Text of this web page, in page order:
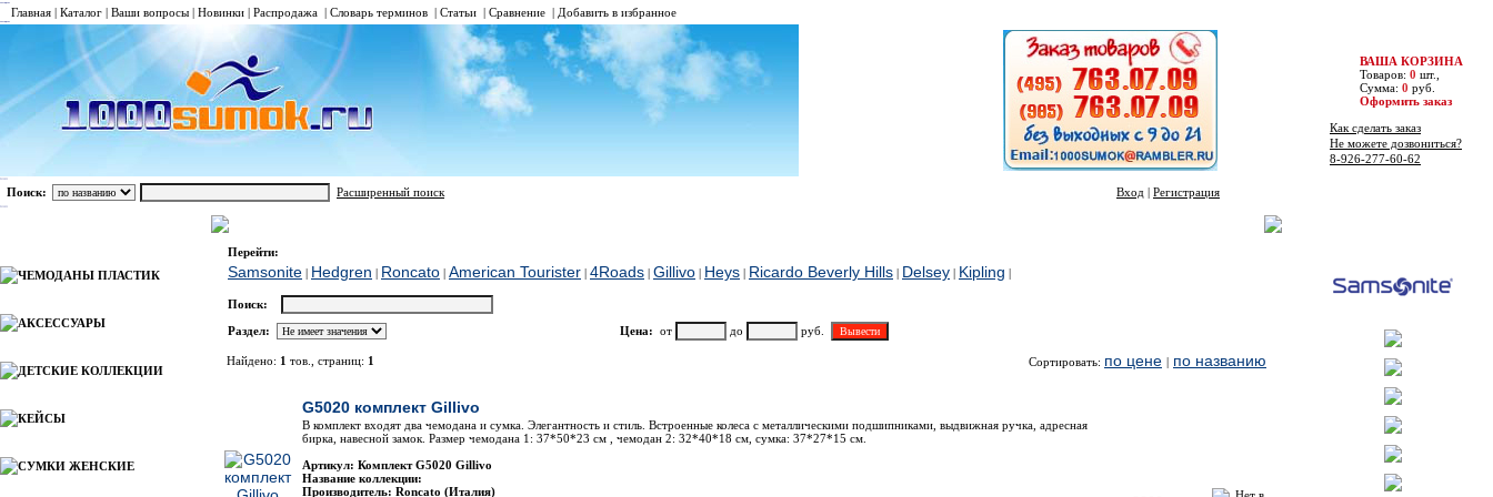
Главная | Каталог | Ваши вопросы | Новинки | Распродажа | Словарь терминов | Статьи | Сравнение | Добавить в избранное
Поиск: Расширенный поиск Вход | Регистрация
ВАША КОРЗИНА
Товаров: 0 шт.,
Сумма: 0 руб.
Оформить заказ
Как сделать заказ
Не можете дозвониться?
8-926-277-60-62
ЧЕМОДАНЫ ПЛАСТИК
АКСЕССУАРЫ
ДЕТСКИЕ КОЛЛЕКЦИИ
КЕЙСЫ
СУМКИ ЖЕНСКИЕ
Перейти:
Samsonite | Hedgren | Roncato | American Tourister | 4Roads | Gillivo | Heys | Ricardo Beverly Hills | Delsey | Kipling |
Поиск:
Раздел:
Цена: от до руб.
Найдено: 1 тов., страниц: 1 Сортировать: по цене | по названию
G5020 комплект Gillivo
В комплект входят два чемодана и сумка. Элегантность и стиль. Встроенные колеса с металлическими подшипниками, выдвижная ручка, адресная
бирка, навесной замок. Размер чемодана 1: 37*50*23 см , чемодан 2: 32*40*18 см, сумка: 37*27*15 см.
Артикул: Комплект G5020 Gillivo
Название коллекции:
Производитель: Roncato (Италия)